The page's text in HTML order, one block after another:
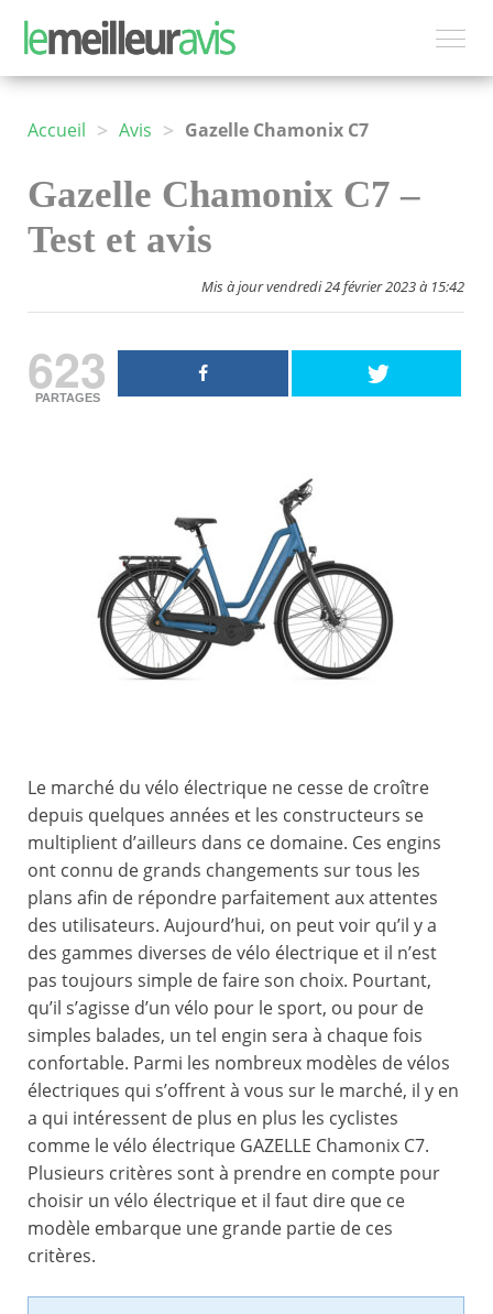
Accueil > Avis > Gazelle Chamonix C7
Gazelle Chamonix C7 –
Test et avis
Mis à jour vendredi 24 février 2023 à 15:42
623
PARTAGES
Le marché du vélo électrique ne cesse de croître
depuis quelques années et les constructeurs se
multiplient d’ailleurs dans ce domaine. Ces engins
ont connu de grands changements sur tous les
plans afin de répondre parfaitement aux attentes
des utilisateurs. Aujourd’hui, on peut voir qu’il y a
des gammes diverses de vélo électrique et il n’est
pas toujours simple de faire son choix. Pourtant,
qu’il s’agisse d’un vélo pour le sport, ou pour de
simples balades, un tel engin sera à chaque fois
confortable. Parmi les nombreux modèles de vélos
électriques qui s’offrent à vous sur le marché, il y en
a qui intéressent de plus en plus les cyclistes
comme le vélo électrique GAZELLE Chamonix C7.
Plusieurs critères sont à prendre en compte pour
choisir un vélo électrique et il faut dire que ce
modèle embarque une grande partie de ces
critères.